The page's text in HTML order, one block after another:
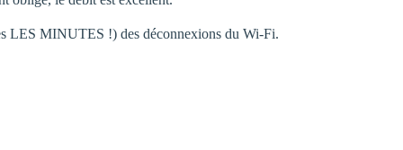
LES MINUTES !) des déconnexions du Wi-Fi.